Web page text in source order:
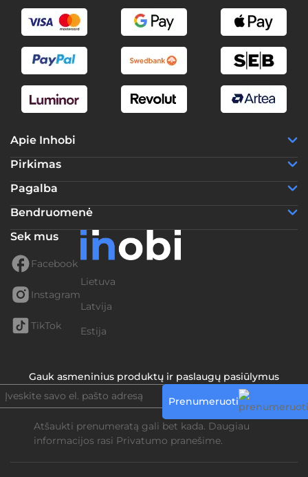
Apie Inhobi
Pirkimas
Pagalba
Bendruomenė
Sek mus
Facebook
Instagram
TikTok
Lietuva
Latvija
Estija
Gauk asmeninius produktų ir paslaugų pasiūlymus
Prenumeruoti
Atšaukti prenumeratą gali bet kada. Daugiau
informacijos rasi Privatumo pranešime.